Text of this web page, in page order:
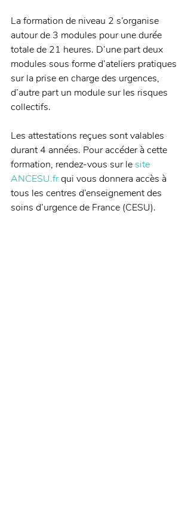
La formation de niveau 2 s’organise
autour de 3 modules pour une durée
totale de 21 heures. D’une part deux
modules sous forme d’ateliers pratiques
sur la prise en charge des urgences,
d’autre part un module sur les risques
collectifs.
Les attestations reçues sont valables
durant 4 années. Pour accéder à cette
formation, rendez-vous sur le site
ANCESU.fr qui vous donnera accès à
tous les centres d’enseignement des
soins d’urgence de France (CESU).